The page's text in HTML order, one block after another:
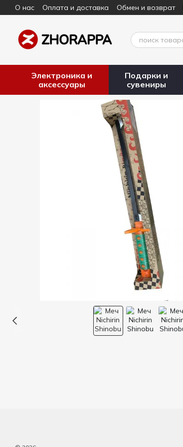
Перейти к основному контенту
О нас Оплата и доставка Обмен и возврат
Электроника и
аксессуары
Подарки и
сувениры